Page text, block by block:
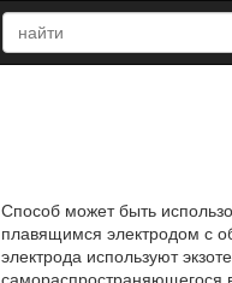
Способ может быть
плавящимся электродом с
электрода используют